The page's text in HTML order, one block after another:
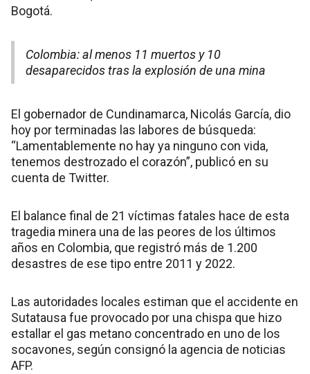
Bogotá.
Colombia: al menos 11 muertos y 10
desaparecidos tras la explosión de una mina
El gobernador de Cundinamarca, Nicolás García, dio
hoy por terminadas las labores de búsqueda:
“Lamentablemente no hay ya ninguno con vida,
tenemos destrozado el corazón”, publicó en su
cuenta de Twitter.
El balance final de 21 víctimas fatales hace de esta
tragedia minera una de las peores de los últimos
años en Colombia, que registró más de 1.200
desastres de ese tipo entre 2011 y 2022.
Las autoridades locales estiman que el accidente en
Sutatausa fue provocado por una chispa que hizo
estallar el gas metano concentrado en uno de los
socavones, según consignó la agencia de noticias
AFP.